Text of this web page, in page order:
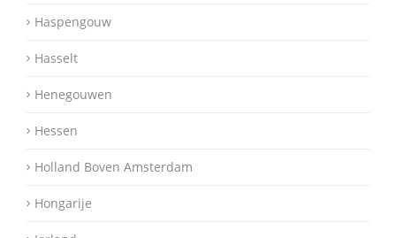
Haspengouw
Hasselt
Henegouwen
Hessen
Holland Boven Amsterdam
Hongarije